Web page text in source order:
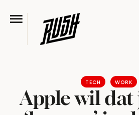
TECH WORK
Apple wil